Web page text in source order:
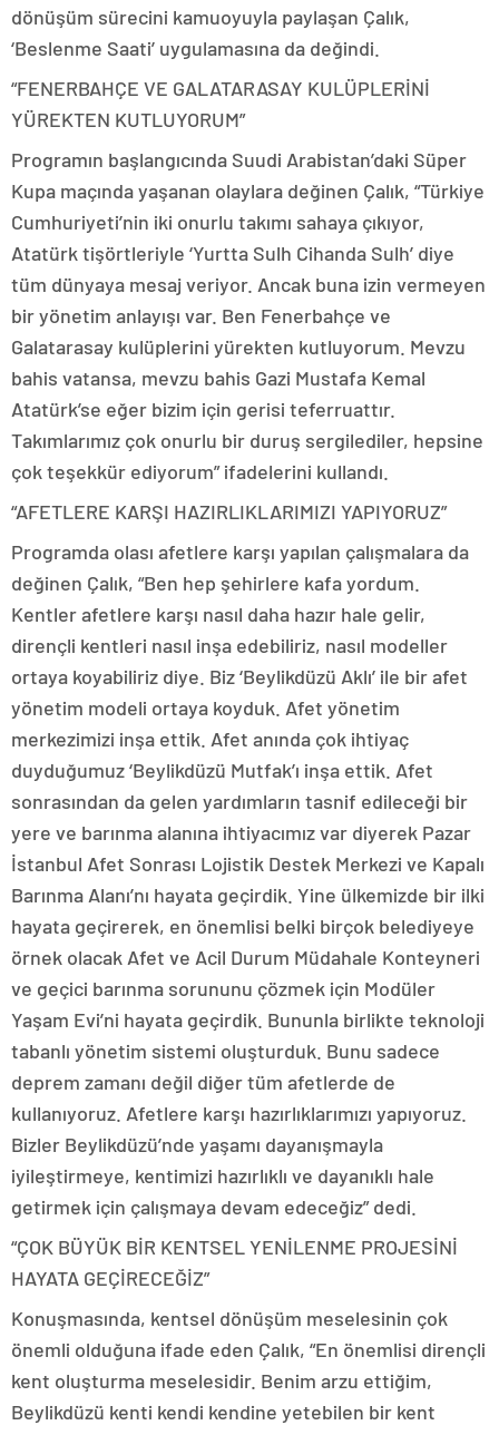
dönüşüm sürecini kamuoyuyla paylaşan Çalık,
‘Beslenme Saati’ uygulamasına da değindi.
“FENERBAHÇE VE GALATARASAY KULÜPLERİNİ
YÜREKTEN KUTLUYORUM”
Programın başlangıcında Suudi Arabistan’daki Süper
Kupa maçında yaşanan olaylara değinen Çalık, “Türkiye
Cumhuriyeti’nin iki onurlu takımı sahaya çıkıyor,
Atatürk tişörtleriyle ‘Yurtta Sulh Cihanda Sulh’ diye
tüm dünyaya mesaj veriyor. Ancak buna izin vermeyen
bir yönetim anlayışı var. Ben Fenerbahçe ve
Galatarasay kulüplerini yürekten kutluyorum. Mevzu
bahis vatansa, mevzu bahis Gazi Mustafa Kemal
Atatürk’se eğer bizim için gerisi teferruattır.
Takımlarımız çok onurlu bir duruş sergilediler, hepsine
çok teşekkür ediyorum” ifadelerini kullandı.
“AFETLERE KARŞI HAZIRLIKLARIMIZI YAPIYORUZ”
Programda olası afetlere karşı yapılan çalışmalara da
değinen Çalık, “Ben hep şehirlere kafa yordum.
Kentler afetlere karşı nasıl daha hazır hale gelir,
dirençli kentleri nasıl inşa edebiliriz, nasıl modeller
ortaya koyabiliriz diye. Biz ‘Beylikdüzü Aklı’ ile bir afet
yönetim modeli ortaya koyduk. Afet yönetim
merkezimizi inşa ettik. Afet anında çok ihtiyaç
duyduğumuz ‘Beylikdüzü Mutfak’ı inşa ettik. Afet
sonrasından da gelen yardımların tasnif edileceği bir
yere ve barınma alanına ihtiyacımız var diyerek Pazar
İstanbul Afet Sonrası Lojistik Destek Merkezi ve Kapalı
Barınma Alanı’nı hayata geçirdik. Yine ülkemizde bir ilki
hayata geçirerek, en önemlisi belki birçok belediyeye
örnek olacak Afet ve Acil Durum Müdahale Konteyneri
ve geçici barınma sorununu çözmek için Modüler
Yaşam Evi’ni hayata geçirdik. Bununla birlikte teknoloji
tabanlı yönetim sistemi oluşturduk. Bunu sadece
deprem zamanı değil diğer tüm afetlerde de
kullanıyoruz. Afetlere karşı hazırlıklarımızı yapıyoruz.
Bizler Beylikdüzü’nde yaşamı dayanışmayla
iyileştirmeye, kentimizi hazırlıklı ve dayanıklı hale
getirmek için çalışmaya devam edeceğiz” dedi.
“ÇOK BÜYÜK BİR KENTSEL YENİLENME PROJESİNİ
HAYATA GEÇİRECEĞİZ”
Konuşmasında, kentsel dönüşüm meselesinin çok
önemli olduğuna ifade eden Çalık, “En önemlisi dirençli
kent oluşturma meselesidir. Benim arzu ettiğim,
Beylikdüzü kenti kendi kendine yetebilen bir kent